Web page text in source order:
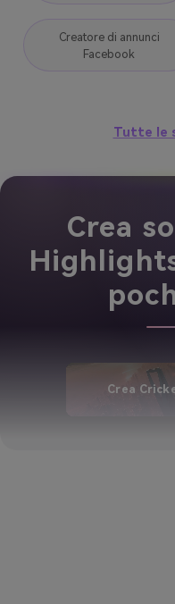
Creatore di annunci
Facebook
Tutte le
Crea
Crea